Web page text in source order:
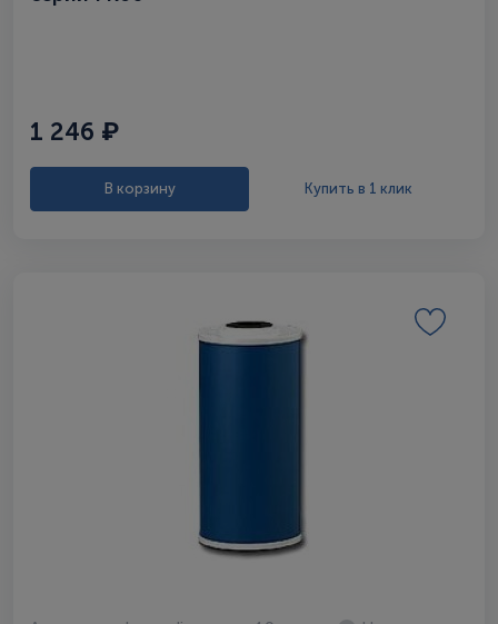
1 246 ₽
В корзину Купить в 1 клик